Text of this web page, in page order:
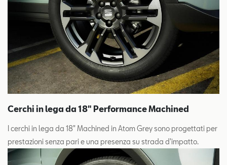
Cerchi in lega da 18" Performance Machined
I cerchi in lega da 18" Machined in Atom Grey sono progettati per
prestazioni senza pari e una presenza su strada d'impatto.